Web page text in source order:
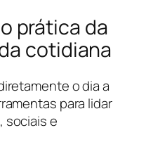
prática da
cotidiana
o dia a
para lidar
sociais e